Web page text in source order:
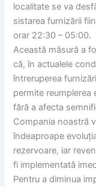
localitate se va
sistarea furnizării
orar 22:30 – 05:00.
Această măsură a
că, în actualele
întreruperea
permite reumplerea
fără a afecta
Compania noastră
îndeaproape
rezervoare, iar
fi implementată
Pentru a diminua